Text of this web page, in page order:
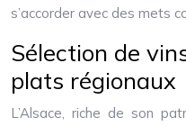
s’accorder avec des mets
Sélection de
plats régionaux
L’Alsace, riche de son